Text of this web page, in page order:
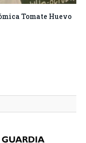
Tomate Huevo